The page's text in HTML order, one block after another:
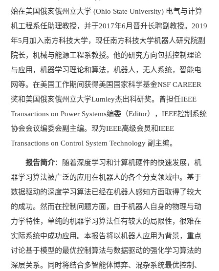
始在美国俄亥俄州立大学(Ohio State University) 电气与计算
机工程系任助理教授，并于2017年6月晋升长聘副教授。 2019
年5月加入南方科技大学，现任南方科技大学机器人研究院副
院长，机械与能源工程系教授。他的研究方向包括控制理论
与应用，机器学习理论和算法，机器人，无人系统，智能电
网等。在美国工作期间获得美国国家科学基金NSF CAREER
奖和美国俄亥俄州立大学Lumley杰出科研奖。曾担任IEEE
Transactions on Power Systems编委（Editor），IEEE控制系统
协会会议编委会副主编。现为IEEE高级会员和IEEE
Transactions on Control System Technology 副主编。
报告简介：随着深度学习和计算机硬件的快速发展，机
器学习算法被广泛的应用在机器人的各个分支领域中。基于
数据驱动的深度学习算法已经在机器人感知方面取得了较大
的成功。然而在控制问题方面，由于机器人自身的物理与动
力学特性，单纯的机器学习算法任有较大的局限性，很难在
实际系统中成功应用。本报告将以机器人应用为背景，重点
讨论基于模型的最优控制算法与数据驱动的强化学习算法的
深层关系。同时将结合多智能体博弈、混杂系统最优控制、